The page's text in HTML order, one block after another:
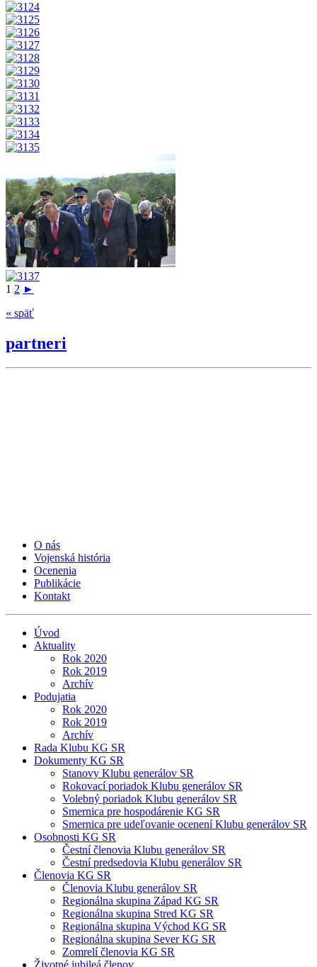
1 2 ►
« späť
partneri
O nás
Vojenská história
Ocenenia
Publikácie
Kontakt
Úvod
Aktuality
Rok 2020
Rok 2019
Archív
Podujatia
Rok 2020
Rok 2019
Archív
Rada Klubu KG SR
Dokumenty KG SR
Stanovy Klubu generálov SR
Rokovací poriadok Klubu generálov SR
Volebný poriadok Klubu generálov SR
Smernica pre hospodárenie KG SR
Smernica pre udeľovanie ocenení Klubu generálov SR
Osobnosti KG SR
Čestní členovia Klubu generálov SR
Čestní predsedovia Klubu generálov SR
Členovia KG SR
Členovia Klubu generálov SR
Regionálna skupina Západ KG SR
Regionálna skupina Stred KG SR
Regionálna skupina Východ KG SR
Regionálna skupina Sever KG SR
Zomrelí členovia KG SR